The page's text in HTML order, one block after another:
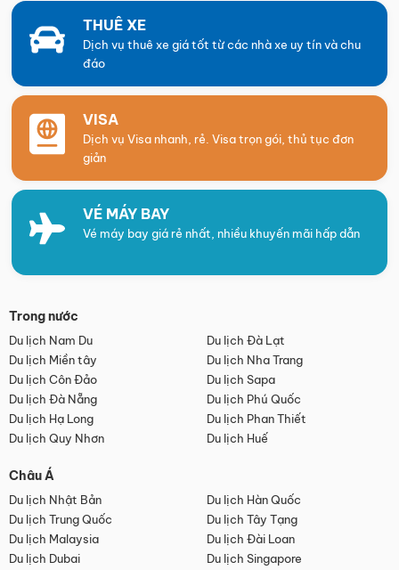
THUÊ XE
Dịch vụ thuê xe giá tốt từ các nhà xe uy tín và chu
đáo
VISA
Dịch vụ Visa nhanh, rẻ. Visa trọn gói, thủ tục đơn
giản
VÉ MÁY BAY
Vé máy bay giá rẻ nhất, nhiều khuyến mãi hấp dẫn
Trong nước
Du lịch Nam Du
Du lịch Đà Lạt
Du lịch Miền tây
Du lịch Nha Trang
Du lịch Côn Đảo
Du lịch Sapa
Du lịch Đà Nẵng
Du lịch Phú Quốc
Du lịch Hạ Long
Du lịch Phan Thiết
Du lịch Quy Nhơn
Du lịch Huế
Châu Á
Du lịch Nhật Bản
Du lịch Hàn Quốc
Du lịch Trung Quốc
Du lịch Tây Tạng
Du lịch Malaysia
Du lịch Đài Loan
Du lịch Dubai
Du lịch Singapore